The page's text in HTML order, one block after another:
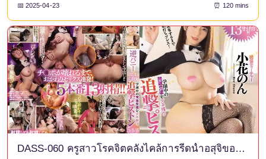
📅 2025-04-23 ⏰ 120 mins
DASS-060 ครูสาวโรคจิตคลั่งไคล้การรีดน้ำอสุจิของเด็กที่มีปัญหาในโรงเรียนทั้งหมดด้วยฉากไล่จับที่เต็มไปด้วยลูกสูบ 5 ฉากและการหลั่งน้ำอสุจิ 13 ครั้ง! - ไม่ใช่โคฮานะ